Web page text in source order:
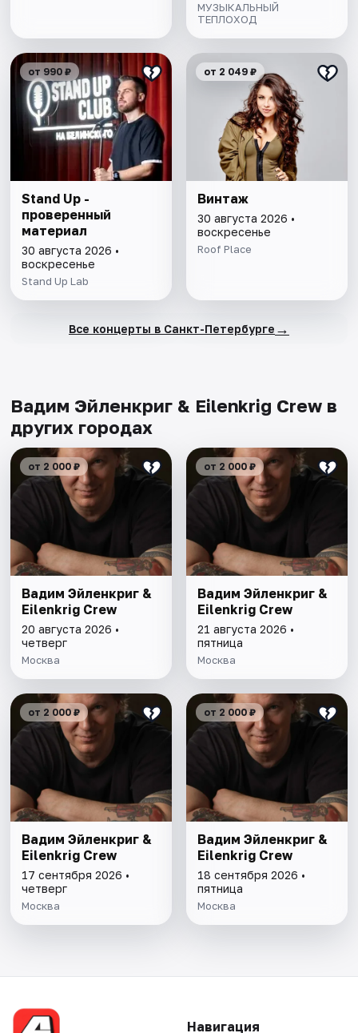
МУЗЫКАЛЬНЫЙ
ТЕПЛОХОД
от 990 ₽
Stand Up -
проверенный
материал
30 августа 2026 •
воскресенье
Stand Up Lab
от 2 049 ₽
Винтаж
30 августа 2026 •
воскресенье
Roof Place
Все концерты в Санкт-Петербурге →
Вадим Эйленкриг & Eilenkrig Crew в
других городах
от 2 000 ₽
Вадим Эйленкриг &
Eilenkrig Crew
20 августа 2026 •
четверг
Москва
от 2 000 ₽
Вадим Эйленкриг &
Eilenkrig Crew
21 августа 2026 •
пятница
Москва
от 2 000 ₽
Вадим Эйленкриг &
Eilenkrig Crew
17 сентября 2026 •
четверг
Москва
от 2 000 ₽
Вадим Эйленкриг &
Eilenkrig Crew
18 сентября 2026 •
пятница
Москва
Навигация